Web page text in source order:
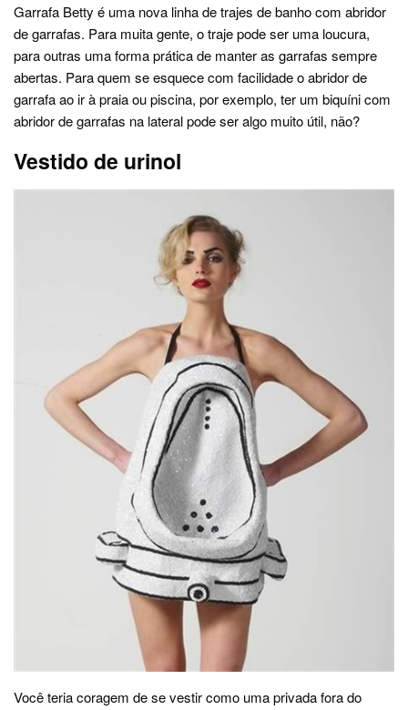
Garrafa Betty é uma nova linha de trajes de banho com abridor
de garrafas. Para muita gente, o traje pode ser uma loucura,
para outras uma forma prática de manter as garrafas sempre
abertas. Para quem se esquece com facilidade o abridor de
garrafa ao ir à praia ou piscina, por exemplo, ter um biquíni com
abridor de garrafas na lateral pode ser algo muito útil, não?
Vestido de urinol
Você teria coragem de se vestir como uma privada fora do